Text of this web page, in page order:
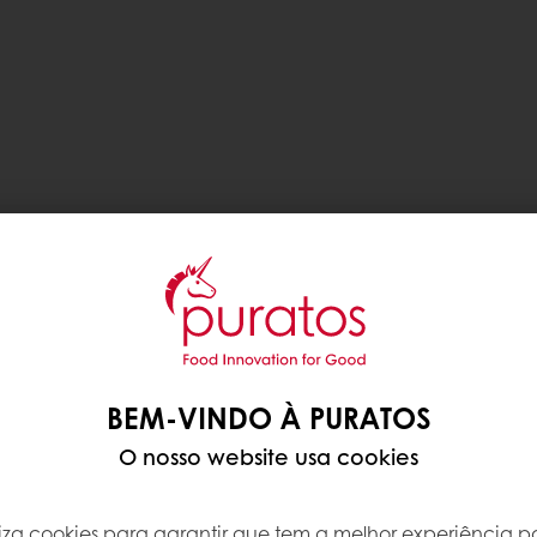
BEM-VINDO À PURATOS
O nosso website usa cookies